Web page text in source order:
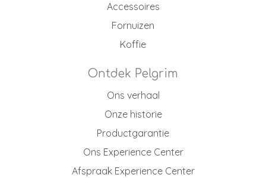
Accessoires
Fornuizen
Koffie
Ontdek Pelgrim
Ons verhaal
Onze historie
Productgarantie
Ons Experience Center
Afspraak Experience Center